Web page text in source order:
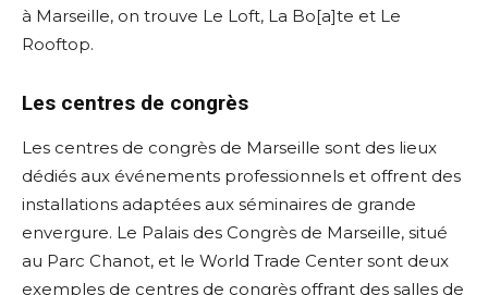
à Marseille, on trouve Le Loft, La Bo[a]te et Le
Rooftop.
Les centres de congrès
Les centres de congrès de Marseille sont des lieux
dédiés aux événements professionnels et offrent des
installations adaptées aux séminaires de grande
envergure. Le Palais des Congrès de Marseille, situé
au Parc Chanot, et le World Trade Center sont deux
exemples de centres de congrès offrant des salles de